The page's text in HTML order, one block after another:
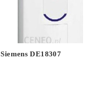
Siemens DE18307